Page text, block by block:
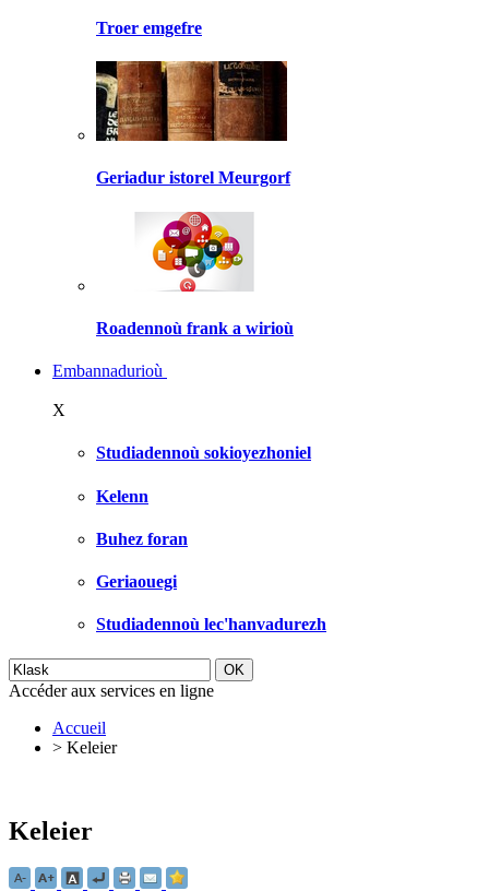
Troer emgefre
Geriadur istorel Meurgorf
Roadennoù frank a wirioù
Embannadurioù
X
Studiadennoù sokioyezhoniel
Kelenn
Buhez foran
Geriaouegi
Studiadennoù lec'hanvadurezh
Accéder aux services en ligne
Accueil
> Keleier
Keleier